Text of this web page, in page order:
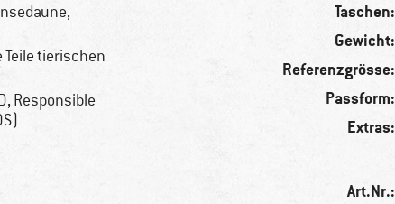
tierischen
Responsible
Taschen:
Gewicht:
Referenzgrösse:
Passform:
Extras:
Art.Nr.: